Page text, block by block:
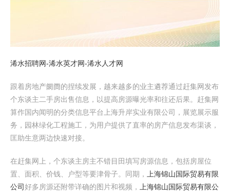
浠水招聘网-浠水英才网-浠水人才网
跟着房地产阛阓的捏续发展，越来越多的业主遴荐通过赶集网发布
个东谈主二手房出售信息，以提高房源曝光率和往还后果。赶集网
算作国内闻明的分类信息平台上海升岸实业有限公司，展览展示服
务，园林绿化工程施工，为用户提供了直率的房产信息发布渠谈，
匡助生意两边快速对接。
在赶集网上，个东谈主房主不错目田填写房源信息，包括房屋位
置、面积、价钱、户型等要津骨子。同期，
上海锦山国际贸易有限
公司好多房源还附带详确的图片和视频，
上海锦山国际贸易有限公